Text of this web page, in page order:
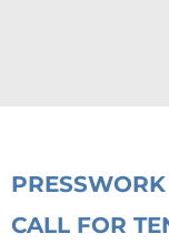
PRESS
CALL FOR